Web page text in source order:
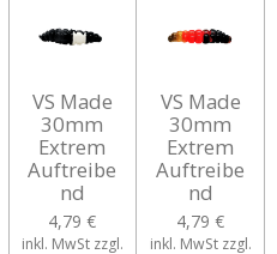
VS Made
30mm
Extrem
Auftreibe
nd
4,79 €
inkl. MwSt zzgl.
VS Made
30mm
Extrem
Auftreibe
nd
4,79 €
inkl. MwSt zzgl.